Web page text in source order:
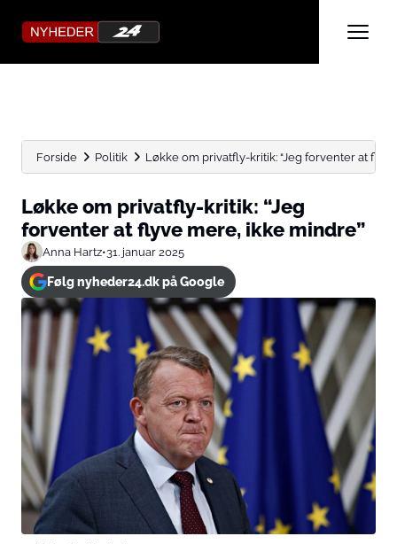
Forside Politik Løkke om privatfly-kritik: “Jeg forventer at
Løkke om privatfly-kritik: “Jeg
forventer at flyve mere, ikke mindre”
Anna Hartz•31. januar 2025
Følg nyheder24.dk på Google